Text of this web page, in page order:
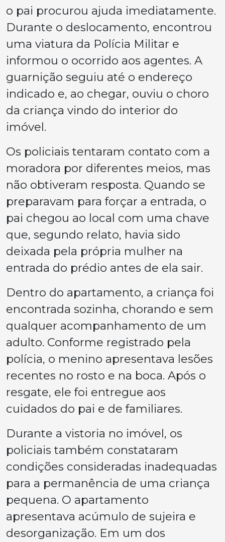
o pai procurou ajuda imediatamente.
Durante o deslocamento, encontrou
uma viatura da Polícia Militar e
informou o ocorrido aos agentes. A
guarnição seguiu até o endereço
indicado e, ao chegar, ouviu o choro
da criança vindo do interior do
imóvel.
Os policiais tentaram contato com a
moradora por diferentes meios, mas
não obtiveram resposta. Quando se
preparavam para forçar a entrada, o
pai chegou ao local com uma chave
que, segundo relato, havia sido
deixada pela própria mulher na
entrada do prédio antes de ela sair.
Dentro do apartamento, a criança foi
encontrada sozinha, chorando e sem
qualquer acompanhamento de um
adulto. Conforme registrado pela
polícia, o menino apresentava lesões
recentes no rosto e na boca. Após o
resgate, ele foi entregue aos
cuidados do pai e de familiares.
Durante a vistoria no imóvel, os
policiais também constataram
condições consideradas inadequadas
para a permanência de uma criança
pequena. O apartamento
apresentava acúmulo de sujeira e
desorganização. Em um dos